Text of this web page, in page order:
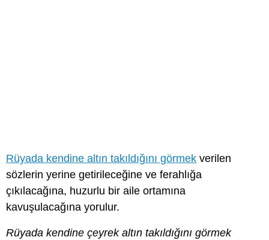
Rüyada kendine altın takıldığını görmek verilen
sözlerin yerine getirileceğine ve ferahlığa
çıkılacağına, huzurlu bir aile ortamına
kavuşulacağına yorulur.
Rüyada kendine çeyrek altın takıldığını görmek